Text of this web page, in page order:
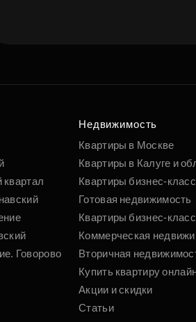
квартал
Говорово
Недвижимость
Квартиры в Москве
Квартиры в Калуге и
Квартиры бизнес-
Готовая недвижимость
Квартиры бизнес-
Коммерческая
Вторичная
Купить квартиру
Акции и скидки
Статьи